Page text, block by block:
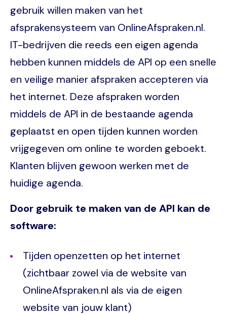
gebruik willen maken van het
afsprakensysteem van OnlineAfspraken.nl.
IT-bedrijven die reeds een eigen agenda
hebben kunnen middels de API op een snelle
en veilige manier afspraken accepteren via
het internet. Deze afspraken worden
middels de API in de bestaande agenda
geplaatst en open tijden kunnen worden
vrijgegeven om online te worden geboekt.
Klanten blijven gewoon werken met de
huidige agenda.
Door gebruik te maken van de API kan de
software:
Tijden openzetten op het internet
(zichtbaar zowel via de website van
OnlineAfspraken.nl als via de eigen
website van jouw klant)